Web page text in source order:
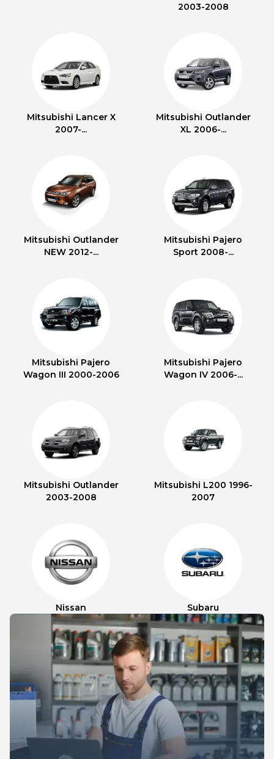
2003-2008
Mitsubishi Lancer X
2007-...
Mitsubishi Outlander
XL 2006-...
Mitsubishi Outlander
NEW 2012-...
Mitsubishi Pajero
Sport 2008-...
Mitsubishi Pajero
Wagon III 2000-2006
Mitsubishi Pajero
Wagon IV 2006-...
Mitsubishi Outlander
2003-2008
Mitsubishi L200 1996-
2007
Nissan Subaru